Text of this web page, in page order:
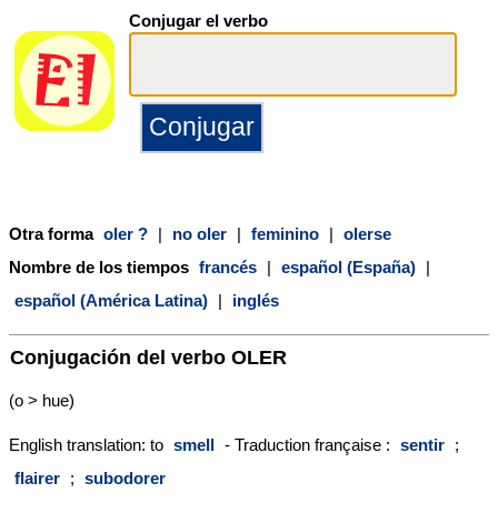
Conjugar el verbo
Otra forma oler ? | no oler | feminino | olerse
Nombre de los tiempos francés | español (España) |
español (América Latina) | inglés
Conjugación del verbo OLER
(o > hue)
English translation: to smell - Traduction française : sentir ;
flairer ; subodorer